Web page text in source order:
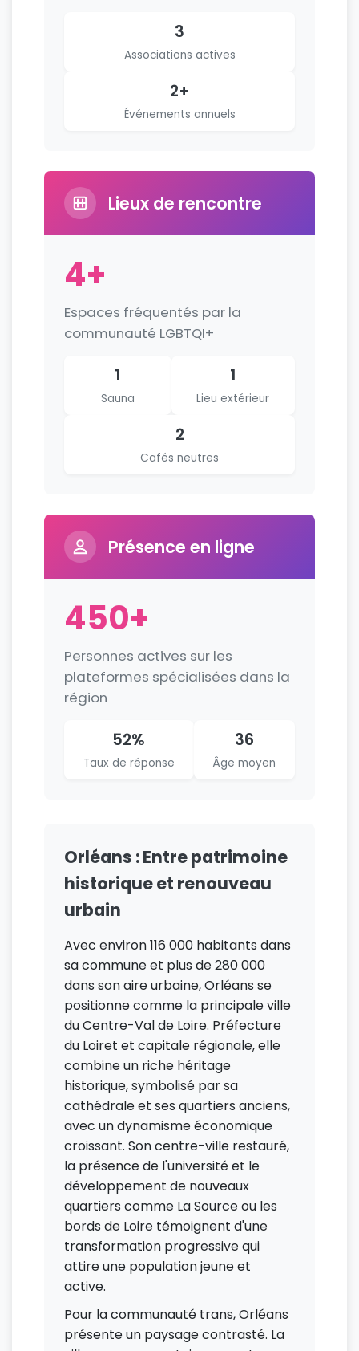
3
Associations actives
2+
Événements annuels
Lieux de rencontre
4+
Espaces fréquentés par la
communauté LGBTQI+
1
Sauna
1
Lieu extérieur
2
Cafés neutres
Présence en ligne
450+
Personnes actives sur les
plateformes spécialisées dans la
région
52%
Taux de réponse
36
Âge moyen
Orléans : Entre patrimoine
historique et renouveau
urbain
Avec environ 116 000 habitants dans
sa commune et plus de 280 000
dans son aire urbaine, Orléans se
positionne comme la principale ville
du Centre-Val de Loire. Préfecture
du Loiret et capitale régionale, elle
combine un riche héritage
historique, symbolisé par sa
cathédrale et ses quartiers anciens,
avec un dynamisme économique
croissant. Son centre-ville restauré,
la présence de l'université et le
développement de nouveaux
quartiers comme La Source ou les
bords de Loire témoignent d'une
transformation progressive qui
attire une population jeune et
active.
Pour la communauté trans, Orléans
présente un paysage contrasté. La